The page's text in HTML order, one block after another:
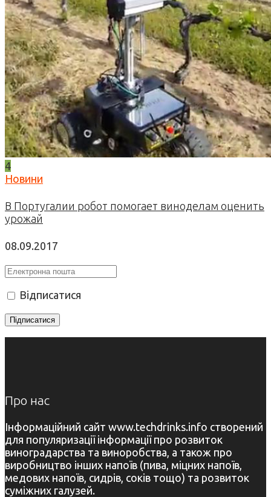
4
Новини
В Португалии робот помогает виноделам оценить
урожай
08.09.2017
Відписатися
Про нас
Інформаційний сайт www.techdrinks.info створений
для популяризації інформації про розвиток
виноградарства та виноробства, а також про
виробництво інших напоїв (пива, міцних напоїв,
медових напоїв, сидрів, соків тощо) та розвиток
суміжних галузей.